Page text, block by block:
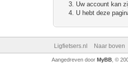
Uw account kan
U hebt deze
Ligfietsers.nl Naar boven
Aangedreven door MyBB, ©